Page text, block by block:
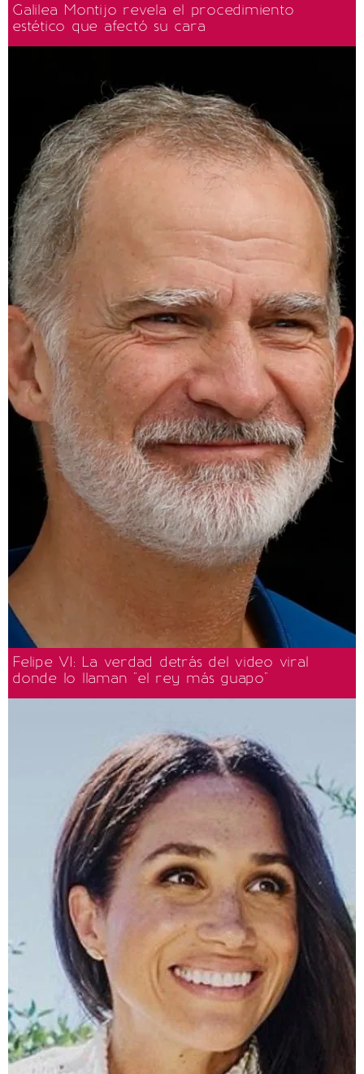
Galilea Montijo revela el procedimiento
estético que afectó su cara
Felipe VI: La verdad detrás del video viral
donde lo llaman "el rey más guapo"